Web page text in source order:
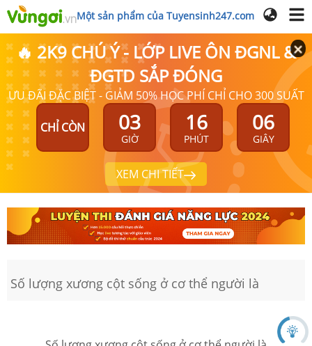
Một sản phẩm của Tuyensinh247.com
🔥 2K9 CHÚ Ý - LỚP LIVE ÔN ĐGNL &
ĐGTD SẮP ĐÓNG
ƯU ĐÃI ĐẶC BIỆT - GIẢM 50% HỌC PHÍ CHỈ CHO 300 SUẤT
CHỈ CÒN 03
GIỜ
16
PHÚT
05
GIÂY
XEM CHI TIẾT
Số lượng xương cột sống ở cơ thể người là